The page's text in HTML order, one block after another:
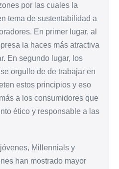
por las cuales la
tema de sustentabilidad a
En primer lugar, al
la haces más atractiva
En segundo lugar, los
orgullo de de trabajar en
estos principios y eso
a los consumidores que
ético y responsable a las
Millennials y
han mostrado mayor